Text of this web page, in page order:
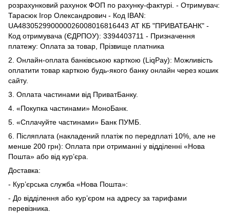
розрахунковий рахунок ФОП по рахунку-фактурі. - Отримувач:
Тарасюк Ігор Олександрович - Код IBAN:
UA483052990000026008016816443 АТ КБ "ПРИВАТБАНК" -
Код отримувача (ЄДРПОУ): 3394403711 - Призначення
платежу: Оплата за товар, Прізвище платника
2. Онлайн-оплата банківською карткою (LiqPay): Можливість
оплатити товар карткою будь-якого банку онлайн через кошик
сайту.
3. Оплата частинами від ПриватБанку.
4. «Покупка частинами» МоноБанк.
5. «Сплачуйте частинами» Банк ПУМБ.
6. Післяплата (накладений платіж по передплаті 10%, але не
менше 200 грн): Оплата при отриманні у відділенні «Нова
Пошта» або від кур’єра.
Доставка:
- Кур’єрська служба «Нова Пошта»:
- До відділення або кур’єром на адресу за тарифами
перевізника.